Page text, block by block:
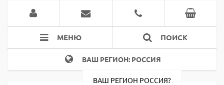
МЕНЮ ПОИСК
ВАШ РЕГИОН: РОССИЯ
ВАШ РЕГИОН РОССИЯ?